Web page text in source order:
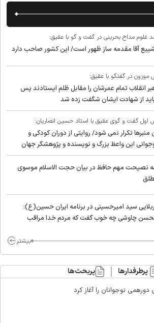
غلوم مداح بحرینی در گفت و گو با عقیق:
آقا مقدمه ساز ظهور است/ این کشور صاحب دارد
در گفتگو با عقیق:
انقلاب تمام عمرشان را مقابل ظلم ایستادند پس
از شهادت ایشان شگفت زده شد
گفت و گوی عقیق با استاد حسین انصاریان:
تکرار نمی شود/ روایتی از دوران کودکی و
این واعظ بزرگ و نویسنده و پژوهشگر جهان
مهم حافظ در بیان حجت الاسلام موسوی
سید امیر‌حسینی در برنامه ایران حسین(ع):
چاوشی چه خوب گفت که مردم خدا مراقب
بیشتر
پرطرفدارها پربحث‌ها
نوجوانان را آغاز کرد